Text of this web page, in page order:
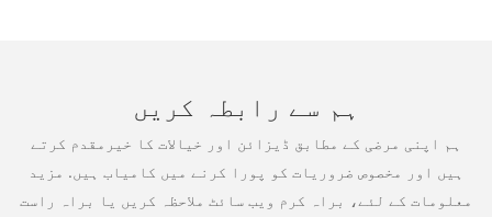
ہم سے رابطہ کریں
ہم اپنی مرضی کے مطابق ڈیزائن اور خیالات کا خیرمقدم کرتے
ہیں اور مخصوص ضروریات کو پورا کرنے میں کامیاب ہیں. مزید
معلومات کے لئے، براہ کرم ویب سائٹ ملاحظہ کریں یا براہ راست